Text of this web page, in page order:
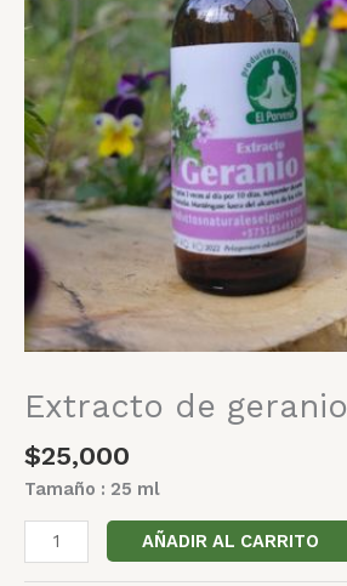
Extracto de geranio
$25,000
Tamaño : 25 ml
AÑADIR AL CARRITO